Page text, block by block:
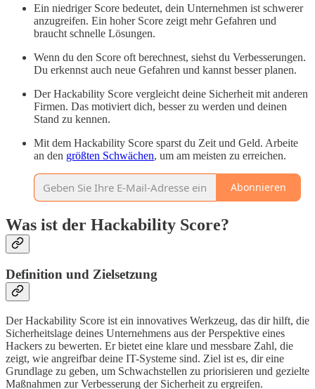
Ein niedriger Score bedeutet, dein Unternehmen ist schwerer
anzugreifen. Ein hoher Score zeigt mehr Gefahren und
braucht schnelle Lösungen.
Wenn du den Score oft berechnest, siehst du Verbesserungen.
Du erkennst auch neue Gefahren und kannst besser planen.
Der Hackability Score vergleicht deine Sicherheit mit anderen
Firmen. Das motiviert dich, besser zu werden und deinen
Stand zu kennen.
Mit dem Hackability Score sparst du Zeit und Geld. Arbeite
an den größten Schwächen, um am meisten zu erreichen.
Abonnieren
Was ist der Hackability Score?
Definition und Zielsetzung
Der Hackability Score ist ein innovatives Werkzeug, das dir hilft, die
Sicherheitslage deines Unternehmens aus der Perspektive eines
Hackers zu bewerten. Er bietet eine klare und messbare Zahl, die
zeigt, wie angreifbar deine IT-Systeme sind. Ziel ist es, dir eine
Grundlage zu geben, um Schwachstellen zu priorisieren und gezielte
Maßnahmen zur Verbesserung der Sicherheit zu ergreifen.